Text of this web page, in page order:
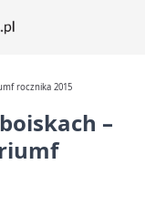
rocznika 2015
–